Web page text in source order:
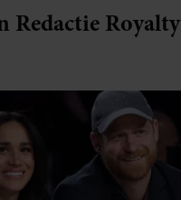
Redactie Royalty